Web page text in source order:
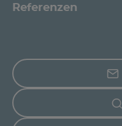
Referenzen